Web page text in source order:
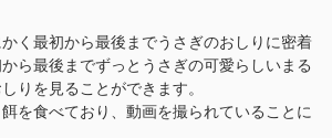
く最初から最後までうさぎのおしりに密着
ら最後までずっとうさぎの可愛らしいまる
りを見ることができます。
を食べており、動画を撮られていることに